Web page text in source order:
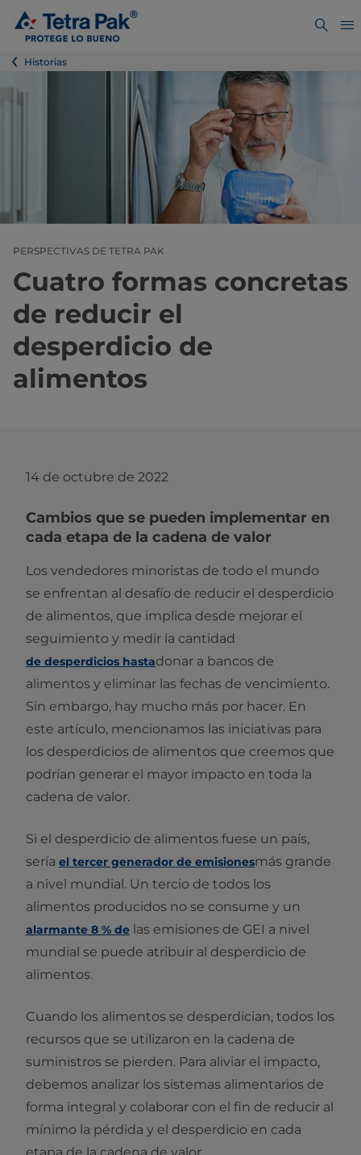
Historias
PERSPECTIVAS DE TETRA PAK
Cuatro formas concretas
de reducir el
desperdicio de
alimentos
14 de octubre de 2022
Cambios que se pueden implementar en
cada etapa de la cadena de valor
Los vendedores minoristas de todo el mundo
se enfrentan al desafío de reducir el desperdicio
de alimentos, que implica desde mejorar el
seguimiento y medir la cantidad
de desperdicios hastadonar a bancos de
alimentos y eliminar las fechas de vencimiento.
Sin embargo, hay mucho más por hacer. En
este artículo, mencionamos las iniciativas para
los desperdicios de alimentos que creemos que
podrían generar el mayor impacto en toda la
cadena de valor.
Si el desperdicio de alimentos fuese un país,
sería el tercer generador de emisionesmás grande
a nivel mundial. Un tercio de todos los
alimentos producidos no se consume y un
alarmante 8 % de las emisiones de GEI a nivel
mundial se puede atribuir al desperdicio de
alimentos.
Cuando los alimentos se desperdician, todos los
recursos que se utilizaron en la cadena de
suministros se pierden. Para aliviar el impacto,
debemos analizar los sistemas alimentarios de
forma integral y colaborar con el fin de reducir al
mínimo la pérdida y el desperdicio en cada